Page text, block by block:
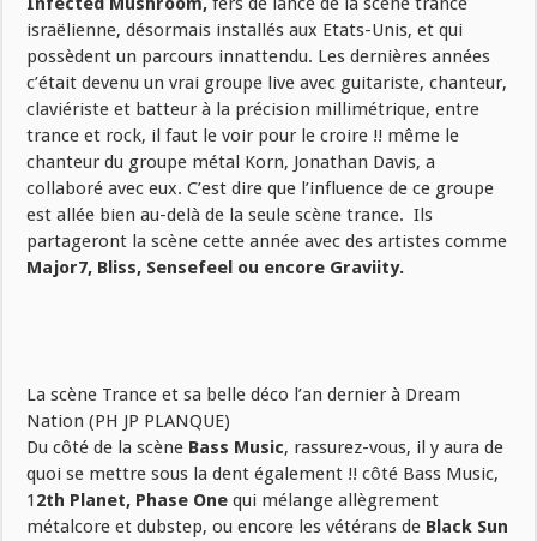
israëlienne, désormais installés aux Etats-Unis, et qui
possèdent un parcours innattendu. Les dernières années
c’était devenu un vrai groupe live avec guitariste, chanteur,
claviériste et batteur à la précision millimétrique, entre
trance et rock, il faut le voir pour le croire !! même le
chanteur du groupe métal Korn, Jonathan Davis, a
collaboré avec eux. C’est dire que l’influence de ce groupe
est allée bien au-delà de la seule scène trance. Ils
partageront la scène cette année avec des artistes comme
Major7, Bliss, Sensefeel ou encore Graviity.
La scène Trance et sa belle déco l’an dernier à Dream
Nation (PH JP PLANQUE)
Du côté de la scène Bass Music, rassurez-vous, il y aura de
quoi se mettre sous la dent également !! côté Bass Music,
1 2th Planet, Phase One qui mélange allègrement
métalcore et dubstep, ou encore les vétérans de Black Sun